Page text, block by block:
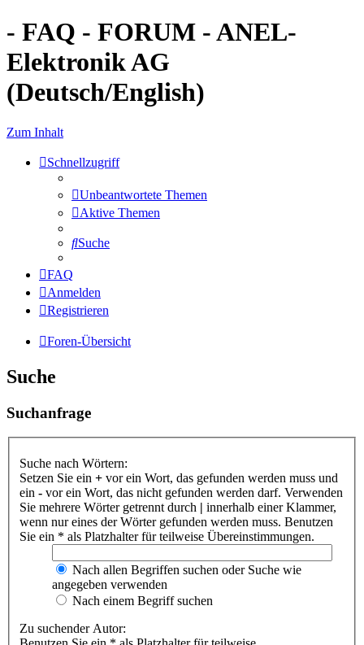
- FAQ - FORUM - ANEL-
Elektronik AG
(Deutsch/English)
Zum Inhalt
Schnellzugriff
Unbeantwortete Themen
Aktive Themen
Suche
FAQ
Anmelden
Registrieren
Foren-Übersicht
Suche
Suchanfrage
Suche nach Wörtern:
Setzen Sie ein + vor ein Wort, das gefunden werden muss und
ein - vor ein Wort, das nicht gefunden werden darf. Verwenden
Sie mehrere Wörter getrennt durch | innerhalb einer Klammer,
wenn nur eines der Wörter gefunden werden muss. Benutzen
Sie ein * als Platzhalter für teilweise Übereinstimmungen.
Nach allen Begriffen suchen oder Suche wie
angegeben verwenden
Nach einem Begriff suchen
Zu suchender Autor: